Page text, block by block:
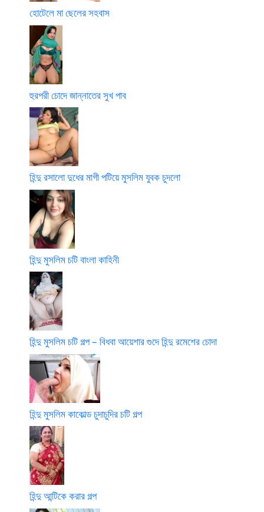
হোটেলে মা ছেলের সহবাস
হুরপরী চোদে জান্নাতের সুখ পাব
হিন্দু রসালো দুধের মাগী পটিয়ে মুসলিম যুবক চুদলো
হিন্দু মুসলিম চটি বাংলা কাহিনী
হিন্দু মুসলিম চটি গল্প – বিধবা আয়েশার গুদে হিন্দু রমেশের চোদা
হিন্দু মুসলিম কাকোল্ড চুদাচুদির চটি গল্প
হিন্দু আন্টিকে করার গল্প